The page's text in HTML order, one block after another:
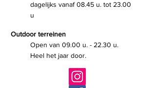
dagelijks vanaf 08.45 u. tot 23.00
u
Outdoor terreinen
Open van 09.00 u. - 22.30 u.
Heel het jaar door.